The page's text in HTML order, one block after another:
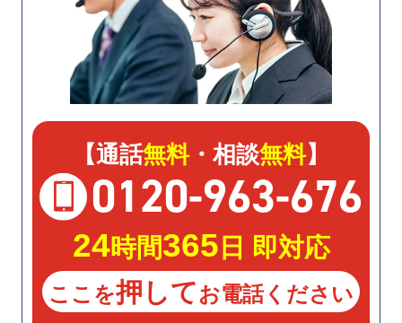
【通話無料・相談無料】
0120-963-676
24時間365 日 即対応
ここを押してお電話ください